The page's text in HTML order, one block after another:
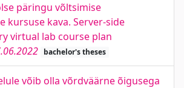
päringu võltsimise
kursuse kava. Server-side
virtual lab course plan
bachelor's theses
võib olla võrdväärne õigusega